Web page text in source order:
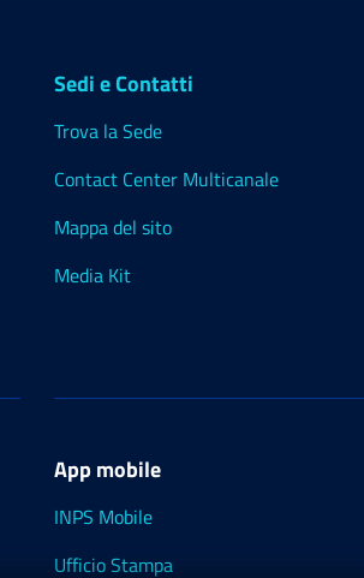
Sedi e Contatti
Trova la Sede
Contact Center Multicanale
Mappa del sito
Media Kit
App mobile
INPS Mobile
Ufficio Stampa